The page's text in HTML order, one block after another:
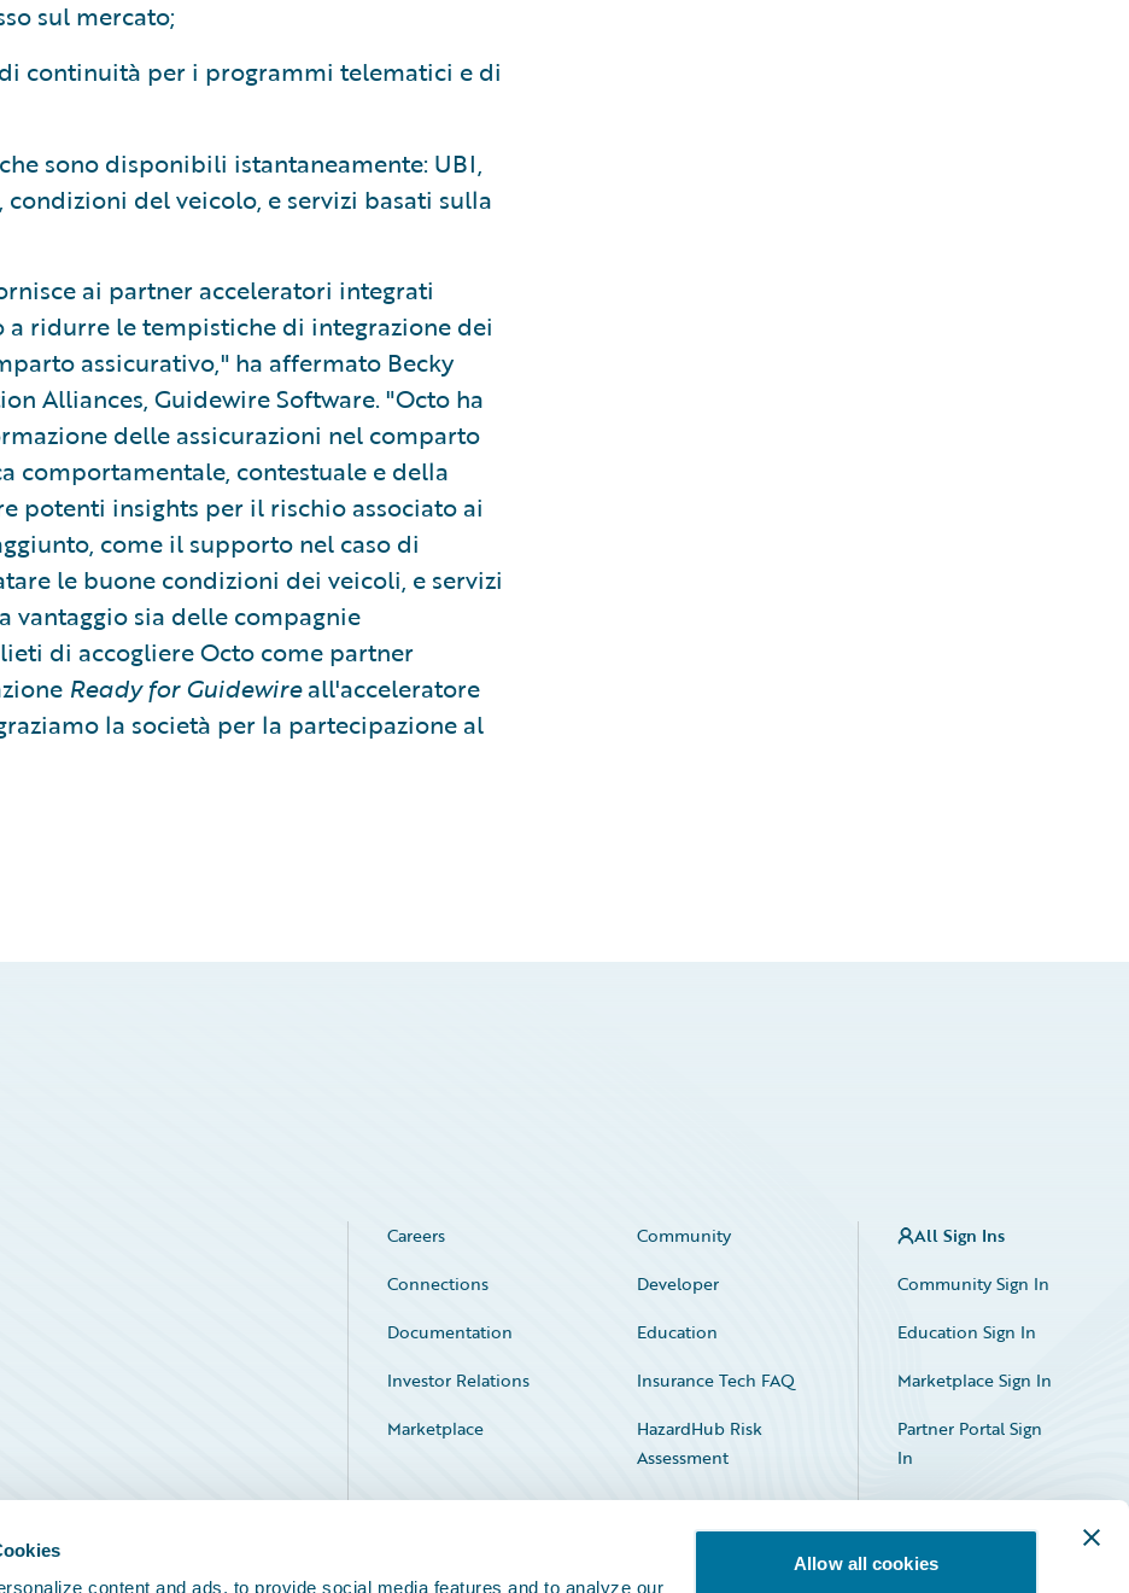
content and ads, to provide social media features and to analyze our
Allow all cookies
sul mercato;
continuità per i programmi telematici e di
sono disponibili istantaneamente: UBI,
del veicolo, e servizi basati sulla
ai partner acceleratori integrati
ridurre le tempistiche di integrazione dei
assicurativo," ha affermato Becky
Alliances, Guidewire Software. "Octo ha
delle assicurazioni nel comparto
contestuale e della
potenti insights per il rischio associato ai
come il supporto nel caso di
le buone condizioni dei veicoli, e servizi
vantaggio sia delle compagnie
di accogliere Octo come partner
Ready for Guidewireall'acceleratore
la società per la partecipazione al
Careers
Community
Connections
Developer
Documentation
Education
Investor Relations
Insurance Tech FAQ
Marketplace
HazardHub Risk
Assessment
Service Status
All Sign Ins
Community Sign In
Education Sign In
Marketplace Sign In
Partner Portal Sign
In